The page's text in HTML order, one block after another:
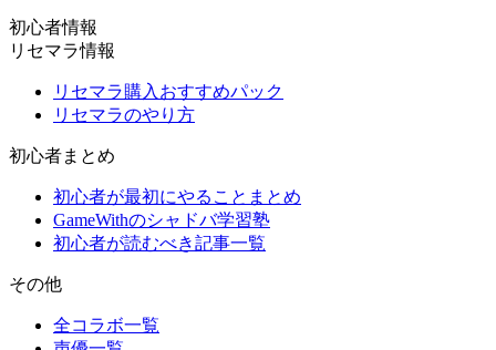
初心者情報
リセマラ情報
リセマラ購入おすすめパック
リセマラのやり方
初心者まとめ
初心者が最初にやることまとめ
GameWithのシャドバ学習塾
初心者が読むべき記事一覧
その他
全コラボ一覧